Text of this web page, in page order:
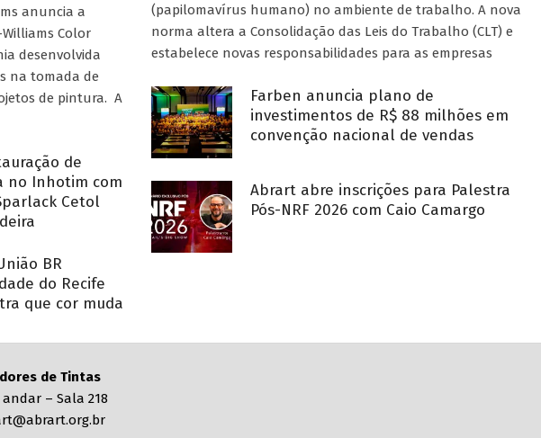
anuncia a
Color
desenvolvida
na tomada de
de pintura. A
de
no Inhotim com
Cetol
BR
do Recife
que cor muda
(papilomavírus humano) no ambiente de trabalho. A nova
norma altera a Consolidação das Leis do Trabalho (CLT) e
estabelece novas responsabilidades para as empresas
Farben anuncia plano de
investimentos de R$ 88 milhões em
convenção nacional de vendas
Abrart abre inscrições para Palestra
Pós-NRF 2026 com Caio Camargo
de Tintas
– Sala 218